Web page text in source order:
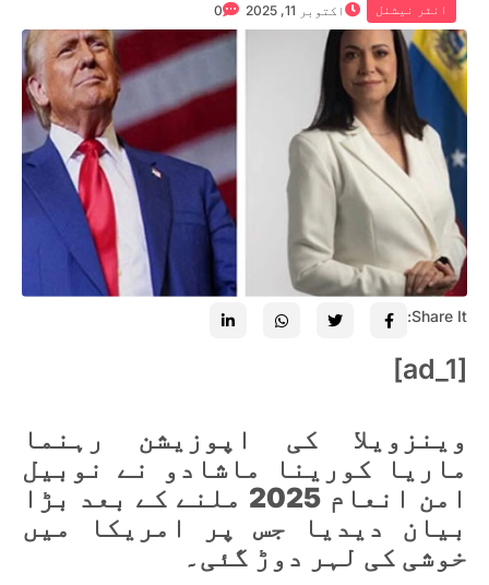
انٹر نیشنل اکتوبر 11, 2025 0
Share It:
[ad_1]
وینزویلا کی اپوزیشن رہنما
ماریا کورینا ماشادو نے نوبیل
امن انعام 2025 ملنے کے بعد بڑا
بیان دیدیا جس پر امریکا میں
خوشی کی لہر دوڑ گئی۔